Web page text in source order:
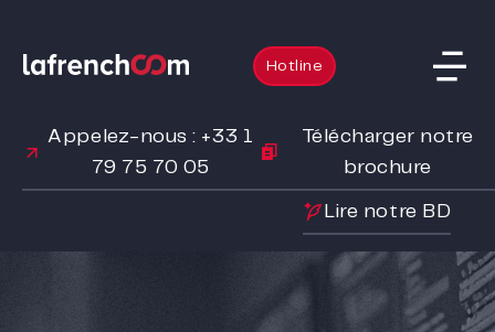
Hotline
Appelez-nous : +33 1
79 75 70 05
Télécharger notre
brochure
Lire notre BD